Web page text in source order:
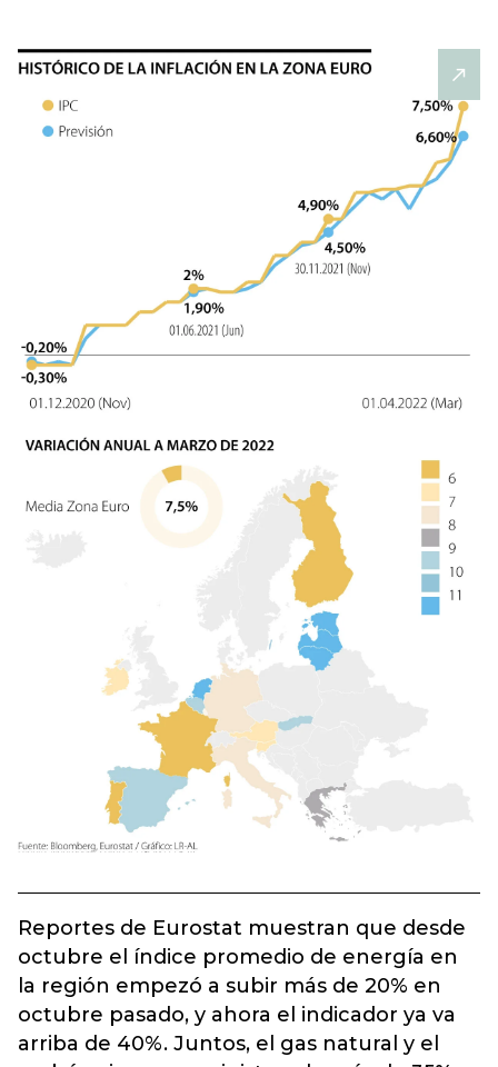
Reportes de Eurostat muestran que desde
octubre el índice promedio de energía en
la región empezó a subir más de 20% en
octubre pasado, y ahora el indicador ya va
arriba de 40%. Juntos, el gas natural y el